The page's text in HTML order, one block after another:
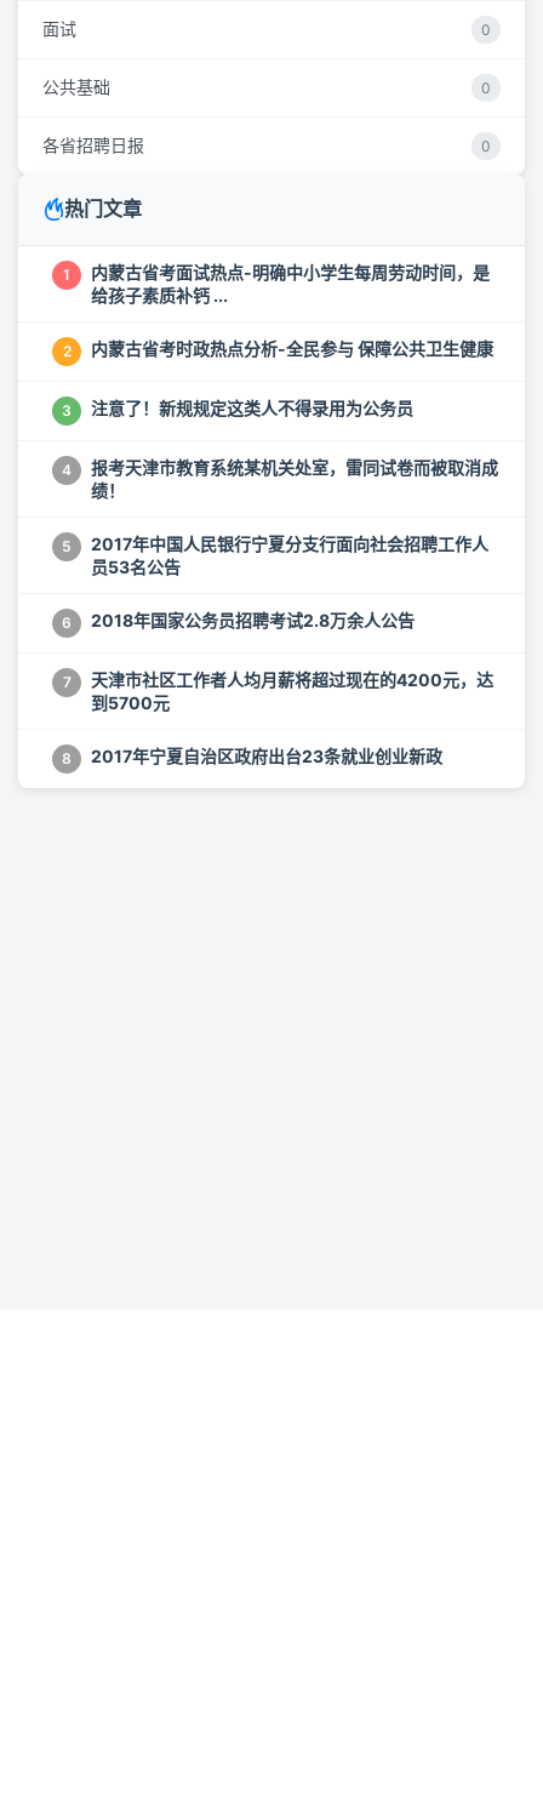
面试 0
公共基础 0
各省招聘日报 0
热门文章
1
内蒙古省考面试热点-明确中小学生每周劳动时间，是
给孩子素质补钙 ...
2 内蒙古省考时政热点分析-全民参与 保障公共卫生健康
3 注意了！新规规定这类人不得录用为公务员
4
报考天津市教育系统某机关处室，雷同试卷而被取消成
绩！
5
2017年中国人民银行宁夏分支行面向社会招聘工作人
员53名公告
6 2018年国家公务员招聘考试2.8万余人公告
7
天津市社区工作者人均月薪将超过现在的4200元，达
到5700元
8 2017年宁夏自治区政府出台23条就业创业新政